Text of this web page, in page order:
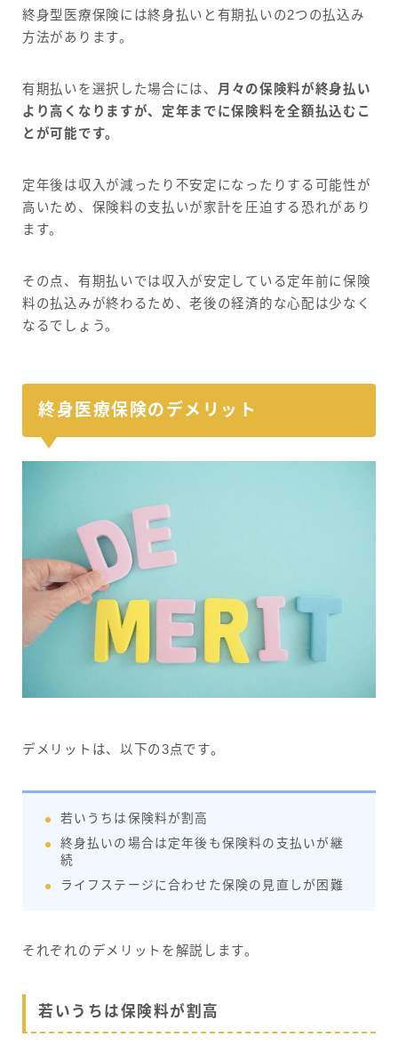
終身型医療保険には終身払いと有期払いの2つの払込み
方法があります。
有期払いを選択した場合には、 月々の保険料が終身払い
より高くなりますが、定年までに保険料を全額払込むこ
とが可能です。
定年後は収入が減ったり不安定になったりする可能性が
高いため、保険料の支払いが家計を圧迫する恐れがあり
ます。
その点、有期払いでは収入が安定している定年前に保険
料の払込みが終わるため、老後の経済的な心配は少なく
なるでしょう。
終身医療保険のデメリット
デメリットは、以下の3点です。
若いうちは保険料が割高
終身払いの場合は定年後も保険料の支払いが継
続
ライフステージに合わせた保険の見直しが困難
それぞれのデメリットを解説します。
若いうちは保険料が割高